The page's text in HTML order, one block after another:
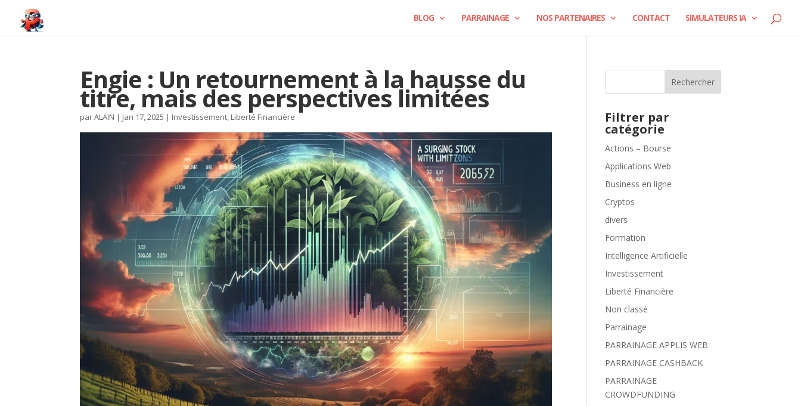
BLOG PARRAINAGE NOS PARTENAIRES CONTACT SIMULATEURS IA
Engie : Un retournement à la hausse du
titre, mais des perspectives limitées
parALAIN | Jan 17, 2025 | Investissement, Liberté Financière
Rechercher
Filtrer par
catégorie
Actions – Bourse
Applications Web
Business en ligne
Cryptos
divers
Formation
Intelligence Artificielle
Investissement
Liberté Financière
Non classé
Parrainage
PARRAINAGE APPLIS WEB
PARRAINAGE CASHBACK
PARRAINAGE
CROWDFUNDING